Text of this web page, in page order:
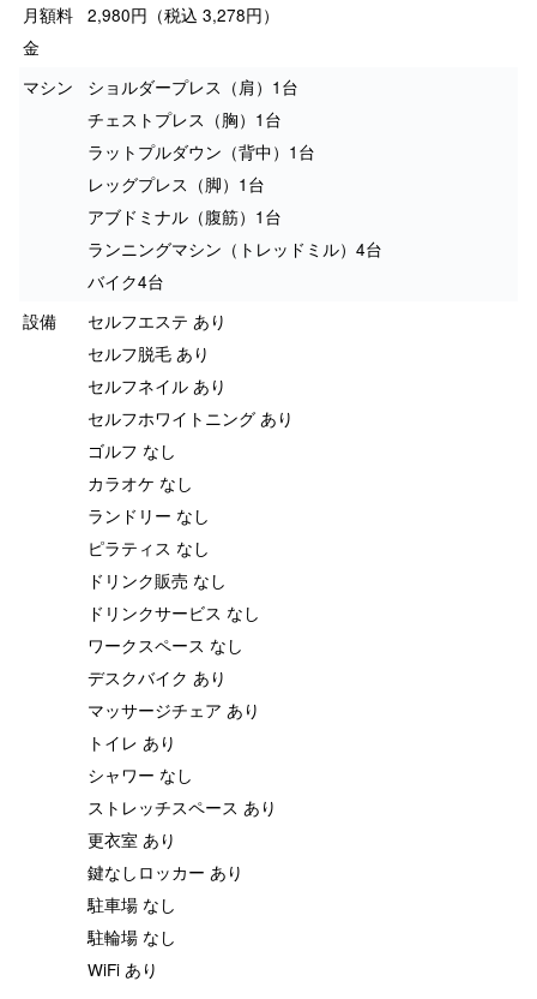
月額料
金
2,980円（税込 3,278円）
マシン
ショルダープレス（肩）1台
チェストプレス（胸）1台
ラットプルダウン（背中）1台
レッグプレス（脚）1台
アブドミナル（腹筋）1台
ランニングマシン（トレッドミル）4台
バイク4台
設備
セルフエステ あり
セルフ脱毛 あり
セルフネイル あり
セルフホワイトニング あり
ゴルフ なし
カラオケ なし
ランドリー なし
ピラティス なし
ドリンク販売 なし
ドリンクサービス なし
ワークスペース なし
デスクバイク あり
マッサージチェア あり
トイレ あり
シャワー なし
ストレッチスペース あり
更衣室 あり
鍵なしロッカー あり
駐車場 なし
駐輪場 なし
WiFi あり